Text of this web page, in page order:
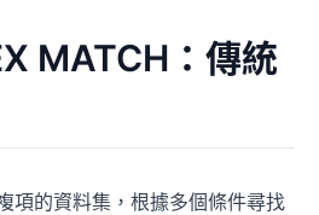
MATCH：傳統
項的資料集，根據多個條件尋找